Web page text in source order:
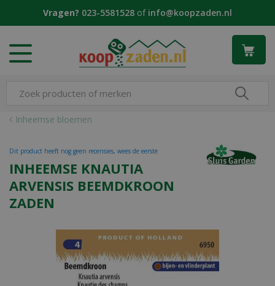
Inheemse bloemen
Vragen? 023-5581528 of info@koopzaden.nl
INHEEMSE KNAUTIA
ARVENSIS BEEMDKROON
ZADEN
Dit product heeft nog geen recensies, wees de eerste